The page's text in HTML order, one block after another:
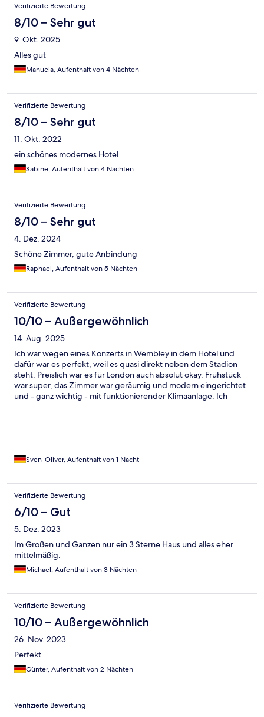
Verifizierte Bewertung
8/10 – Sehr gut
9. Okt. 2025
Alles gut
Manuela, Aufenthalt von 4 Nächten
Verifizierte Bewertung
8/10 – Sehr gut
11. Okt. 2022
ein schönes modernes Hotel
Sabine, Aufenthalt von 4 Nächten
Verifizierte Bewertung
8/10 – Sehr gut
4. Dez. 2024
Schöne Zimmer, gute Anbindung
Raphael, Aufenthalt von 5 Nächten
Verifizierte Bewertung
10/10 – Außergewöhnlich
14. Aug. 2025
Ich war wegen eines Konzerts in Wembley in dem Hotel und
dafür war es perfekt, weil es quasi direkt neben dem Stadion
steht. Preislich war es für London auch absolut okay. Frühstück
war super, das Zimmer war geräumig und modern eingerichtet
und - ganz wichtig - mit funktionierender Klimaanlage. Ich
Sven-Oliver, Aufenthalt von 1 Nacht
Verifizierte Bewertung
6/10 – Gut
5. Dez. 2023
Im Großen und Ganzen nur ein 3 Sterne Haus und alles eher
mittelmäßig.
Michael, Aufenthalt von 3 Nächten
Verifizierte Bewertung
10/10 – Außergewöhnlich
26. Nov. 2023
Perfekt
Günter, Aufenthalt von 2 Nächten
Verifizierte Bewertung